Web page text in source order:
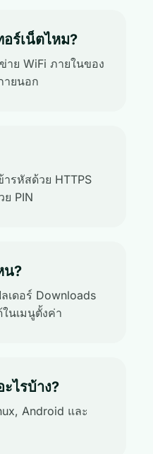
ร์เน็ตไหม?
าย WiFi ภายในของ
ยนอก
รหัสด้วย HTTPS
ย PIN
น?
เดอร์ Downloads
นเมนูตั้งค่า
ไรบ้าง?
Android และ